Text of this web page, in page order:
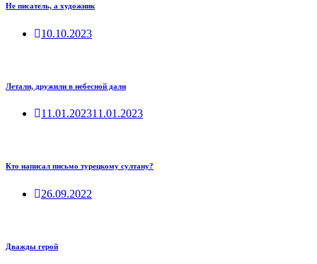
Не писатель, а художник
10.10.2023
Летали, дружили в небесной дали
11.01.202311.01.2023
Кто написал письмо турецкому султану?
26.09.2022
Дважды герой